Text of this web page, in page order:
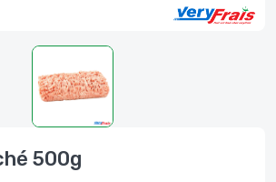
500g